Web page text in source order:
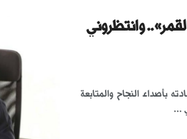
وانتظروني
بأصداء النجاح والمتابعة
...